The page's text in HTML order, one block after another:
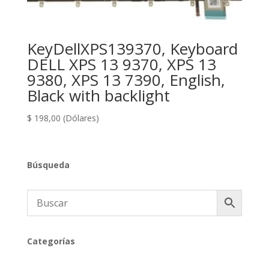
KeyDellXPS139370, Keyboard
DELL XPS 13 9370, XPS 13
9380, XPS 13 7390, English,
Black with backlight
$ 198,00 (Dólares)
Búsqueda
Categorías